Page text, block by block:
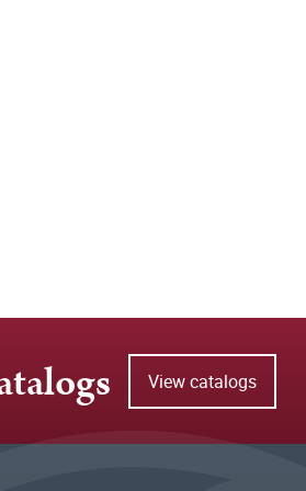
View catalogs